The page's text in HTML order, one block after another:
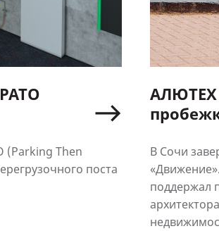
(Parking Then
поста
АЛЮТЕХ
В Сочи
поддержал